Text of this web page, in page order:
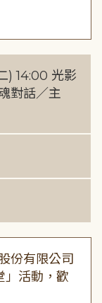
) 14:00 光影
對話／主
份有限公司
」活動，歡